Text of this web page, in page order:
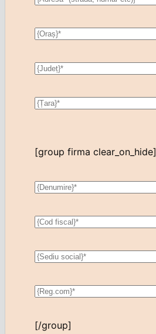
[group firma clear_on_hide]
[/group]